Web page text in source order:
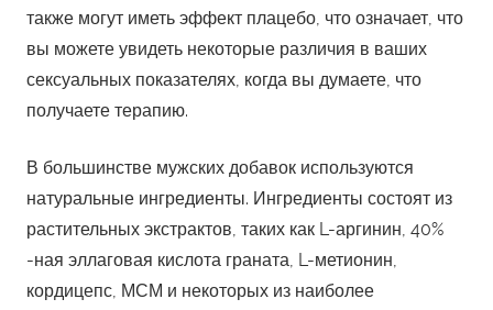
также могут иметь эффект плацебо, что означает, что
вы можете увидеть некоторые различия в ваших
сексуальных показателях, когда вы думаете, что
получаете терапию.
В большинстве мужских добавок используются
натуральные ингредиенты. Ингредиенты состоят из
растительных экстрактов, таких как L-аргинин, 40%
-ная эллаговая кислота граната, L-метионин,
кордицепс, МСМ и некоторых из наиболее